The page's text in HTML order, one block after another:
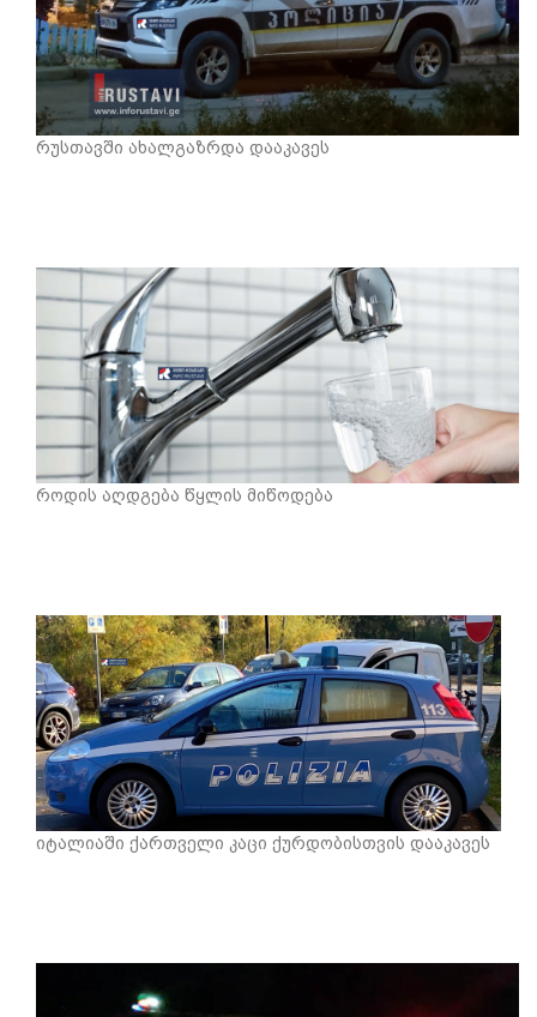
რუსთავში ახალგაზრდა დააკავეს
როდის აღდგება წყლის მიწოდება
იტალიაში ქართველი კაცი ქურდობისთვის დააკავეს